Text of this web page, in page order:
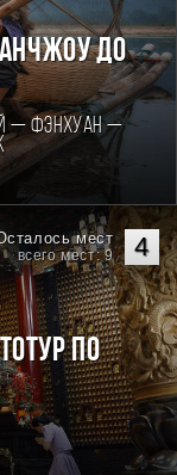
до
— Фэнхуан —
4
мест
всего мест: 9
по